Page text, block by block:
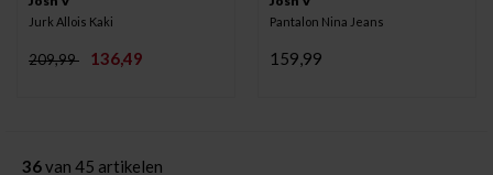
Jurk Allois Kaki
209,99 136,49
Pantalon Nina Jeans
159,99
36van 45 artikelen